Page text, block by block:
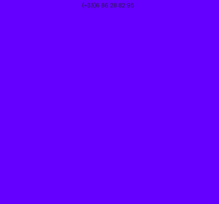
(+33)6 86 28 82 95